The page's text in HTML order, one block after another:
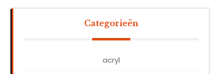
Categorieën
acryl